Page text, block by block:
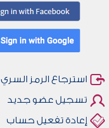
استرجاع الرمز السري
تسجيل عضو جديد
إعادة تفعيل حساب